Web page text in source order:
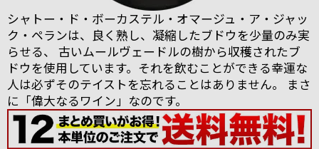
シャトー・ド・ボーカステル・オマージュ・ア・ジャッ
ク・ペランは、良く熟し、凝縮したブドウを少量のみ実
らせる、 古いムールヴェードルの樹から収穫されたブ
ドウを使用しています。それを飲むことができる幸運な
人は必ずそのテイストを忘れることはありません。 まさ
に「偉大なるワイン」なのです。